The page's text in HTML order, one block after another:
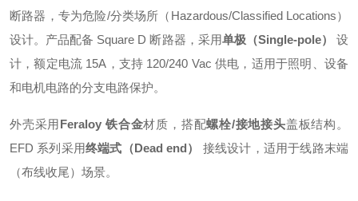
断路器，专为危险/分类场所（Hazardous/Classified Locations）
设计。产品配备 Square D 断路器，采用单极（Single-pole）
设
计，额定电流 15A，支持 120/240 Vac 供电，适用于照明、设备
和电机电路的分支电路保护。
外壳采用 Feraloy 铁合金材质，搭配螺栓/接地接头盖板结构 。
EFD 系列采用终端式（Dead end）
接线设计，适用于线路末端
（布线收尾）场景。